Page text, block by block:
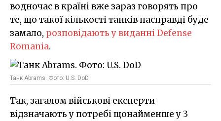
водночас в країні вже зараз говорять про
те, що такої кількості танків насправді буде
замало, розповідають у виданні Defense
Romania.
Танк Abrams. Фото: U.S. DoD
Так, загалом військові експерти
відзначають у потребі щонайменше у 3